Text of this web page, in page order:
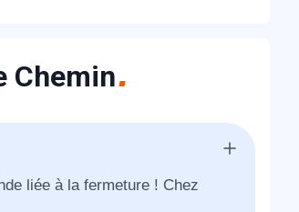
Chemin
liée à la fermeture ! Chez